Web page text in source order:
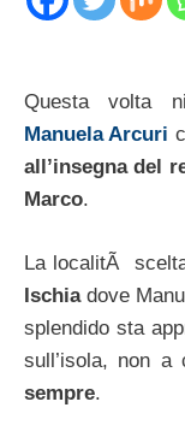
Questa volta
Manuela Arcuri
all’insegna del
Marco.
La localitÃ
Ischiadove
splendido sta
sull’isola, non a
sempre.